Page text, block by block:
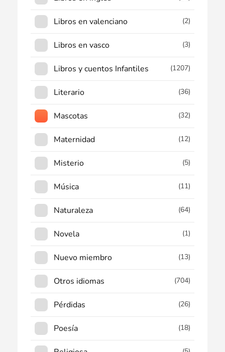
Libros en valenciano (2)
Libros en vasco (3)
Libros y cuentos Infantiles (1207)
Literario (36)
Mascotas (32)
Maternidad (12)
Misterio (5)
Música (11)
Naturaleza (64)
Novela (1)
Nuevo miembro (13)
Otros idiomas (704)
Pérdidas (26)
Poesía (18)